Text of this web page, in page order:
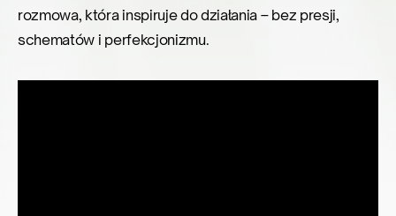
rozmowa, która inspiruje do działania – bez presji,
schematów i perfekcjonizmu.